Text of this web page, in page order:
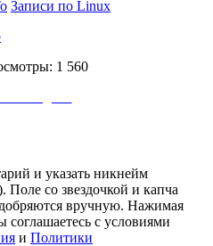
Записи по Linux
1 560
и указать никнейм
со звездочкой и капча
вручную. Нажимая
с условиями
и Политики